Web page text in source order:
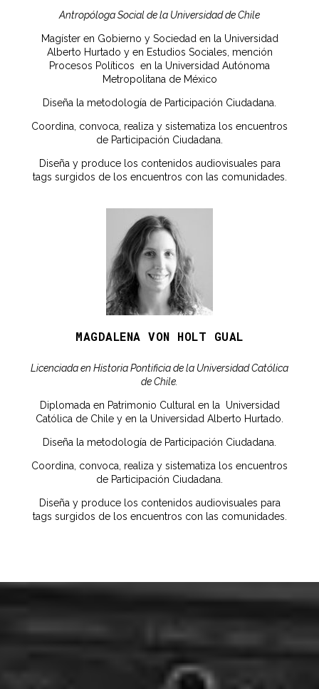
Antropóloga Social de la Universidad de Chile
Magíster en Gobierno y Sociedad en la Universidad
Alberto Hurtado y en Estudios Sociales, mención
Procesos Políticos en la Universidad Autónoma
Metropolitana de México
Diseña la metodología de Participación Ciudadana.
Coordina, convoca, realiza y sistematiza los encuentros
de Participación Ciudadana.
Diseña y produce los contenidos audiovisuales para
tags surgidos de los encuentros con las comunidades.
MAGDALENA VON HOLT GUAL
Licenciada en Historia Pontificia de la Universidad Católica
de Chile.
Diplomada en Patrimonio Cultural en la Universidad
Católica de Chile y en la Universidad Alberto Hurtado.
Diseña la metodología de Participación Ciudadana.
Coordina, convoca, realiza y sistematiza los encuentros
de Participación Ciudadana.
Diseña y produce los contenidos audiovisuales para
tags surgidos de los encuentros con las comunidades.